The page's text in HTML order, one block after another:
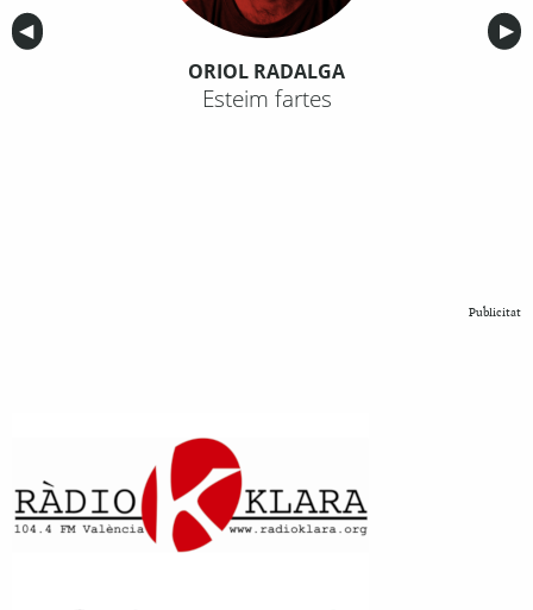
Anterior
◀︎ ▶︎
ORIOL RADALGA
Esteim fartes
Publicitat